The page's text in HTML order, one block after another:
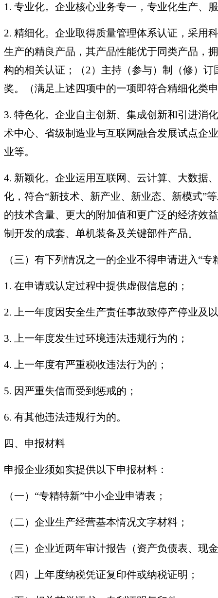
1. 专业化。企业核心业务专一，专业化生产、
2. 精细化。企业取得质量管理体系认证，采用
生产的精良产品，其产品性能优于同类产品，
构的相关认证；（2）主持（参与）制（修）
奖。（满足上述四项中的一项即符合精细化类
3. 特色化。企业自主创新、集成创新和引进消
术中心、省级制造业与互联网融合发展试点企
业等。
4. 新颖化。企业运用互联网、云计算、大数据
化，符合“新技术、新产业、新业态、新模式”
的技术含量、更大的附加值和更广泛的经济效
制开发的成套、单机装备及关键部件产品。
（三）有下列情况之一的企业不得申请进入“
1. 在申请或认定过程中提供虚假信息的；
2. 上一年度因安全生产责任事故致停产停业及
3. 上一年度发生过环境违法违规行为的；
4. 上一年度有严重税收违法行为的；
5. 因严重失信而受到惩戒的；
6. 有其他违法违规行为的。
四、申报材料
申报企业须如实提供以下申报材料：
（一）“专精特新”中小企业申请表；
（二）企业生产经营基本情况文字材料；
（三）企业近两年审计报告（资产负债表、现
（四）上年度纳税凭证复印件或纳税证明；